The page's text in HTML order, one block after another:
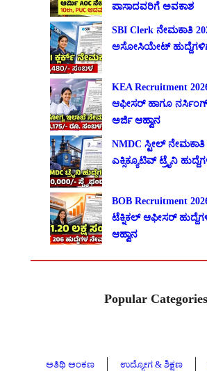
ಪಾಸಾದವರಿಗೆ ಅವಕಾಶ
SBI Clerk ನೇಮಕಾತಿ
ಅಸೋಸಿಯೇಟ್
KEA Recruitment
ಆಫೀಸರ್ ಹಾಗೂ
ಅರ್ಜಿ ಆಹ್ವಾನ
NMDC ಸ್ಟೀಲ್ ನೇಮಕಾತಿ
ಎಕ್ಸಿಕ್ಯೂಟಿವ್ ಟ್ರೈನಿ
BOB Recruitment
ಟೆಕ್ನಿಕಲ್ ಆಫೀಸರ್
ಆಹ್ವಾನ
Popular Categories
ಅತಿಥಿ ಅಂಕಣ ಉದ್ಯೋಗ & ಶಿಕ್ಷಣ